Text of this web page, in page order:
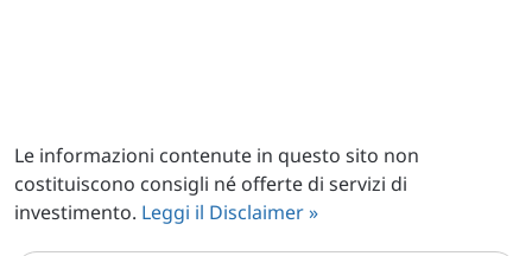
Le informazioni contenute in questo sito non
costituiscono consigli né offerte di servizi di
investimento. Leggi il Disclaimer »